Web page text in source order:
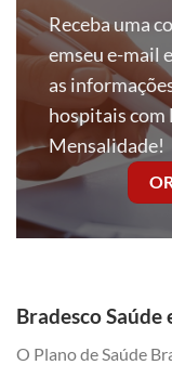
Receba uma
emseu e-mail
as
hospitais com
Mensalidade!
Bradesco Saúde
O Plano de Saúde